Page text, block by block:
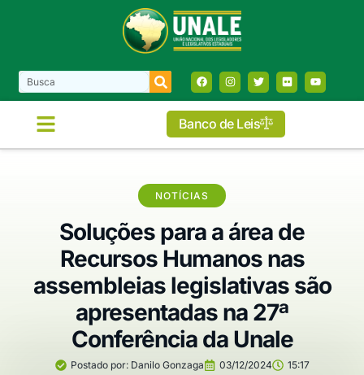
Banco de Leis
NOTÍCIAS
Soluções para a área de
Recursos Humanos nas
assembleias legislativas são
apresentadas na 27ª
Conferência da Unale
Postado por:Danilo Gonzaga 03/12/2024 15:17